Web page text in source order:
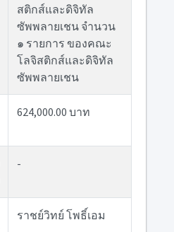
สติกส์และดิจิทัล
ซัพพลายเชน จำนวน
๑ รายการ ของคณะ
โลจิสติกส์และดิจิทัล
ซัพพลายเชน
624,000.00 บาท
-
ราชย์วิทย์ โพธิ์เอม